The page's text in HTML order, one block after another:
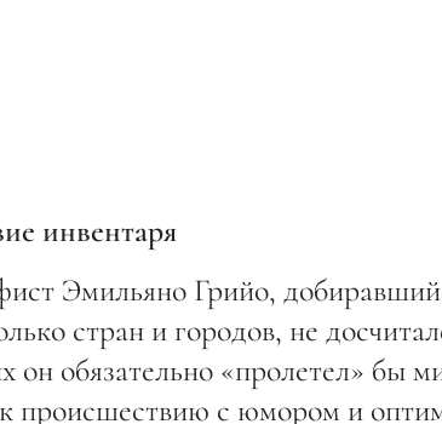
инвентаря
Эмильяно Грийо,
стран и городов, не
он обязательно «пролетел» бы
происшествию с юмором и